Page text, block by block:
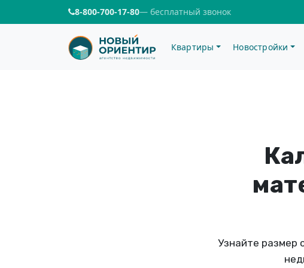
8-800-700-17-80— бесплатный звонок
Квартиры Новостройки
Узнайте размер